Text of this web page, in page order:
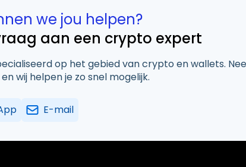
we jou helpen?
aan een crypto expert
op het gebied van crypto en wallets.
wij helpen je zo snel mogelijk.
E-mail